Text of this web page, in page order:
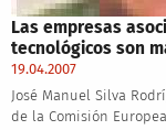
Las empresas
tecnológicos son
19.04.2007
José Manuel Silva
de la Comisión Europea